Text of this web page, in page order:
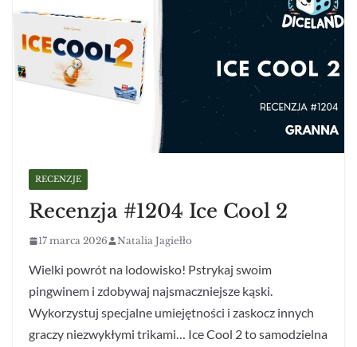
RECENZJE
Recenzja #1204 Ice Cool 2
17 marca 2026 Natalia Jagiełło
Wielki powrót na lodowisko! Pstrykaj swoim
pingwinem i zdobywaj najsmaczniejsze kąski.
Wykorzystuj specjalne umiejętności i zaskocz innych
graczy niezwykłymi trikami… Ice Cool 2 to samodzielna